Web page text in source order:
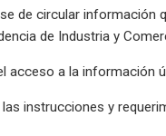
de circular información
de Industria y
acceso a la información
instrucciones y